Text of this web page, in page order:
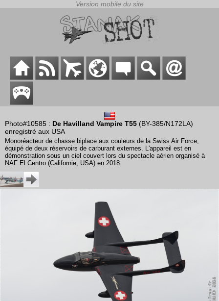
Photo#10585 : De Havilland Vampire T55 (BY-385/N172LA)
enregistré aux USA
Monoréacteur de chasse biplace aux couleurs de la Swiss Air Force,
équipé de deux réservoirs de carburant externes. L'appareil est en
démonstration sous un ciel couvert lors du spectacle aérien organisé à
NAF El Centro (Californie, USA) en 2018.